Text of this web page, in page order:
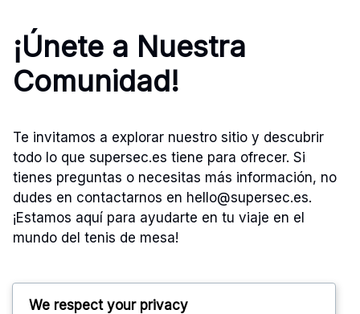
¡Únete a Nuestra
Comunidad!
Te invitamos a explorar nuestro sitio y descubrir
todo lo que supersec.es tiene para ofrecer. Si
tienes preguntas o necesitas más información, no
dudes en contactarnos en hello@supersec.es.
¡Estamos aquí para ayudarte en tu viaje en el
mundo del tenis de mesa!
We respect your privacy